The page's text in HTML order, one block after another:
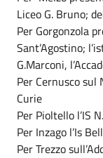
Liceo G. Bruno;
Per Gorgonzola
Sant’Agostino;
G.Marconi,
Per Cernusco sul
Curie
Per Pioltello l’IS
Per Inzago l’Is
Per Trezzo